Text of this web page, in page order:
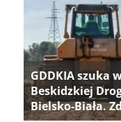
GDDKIA szuka
Beskidzkiej
Bielsko-Biała.